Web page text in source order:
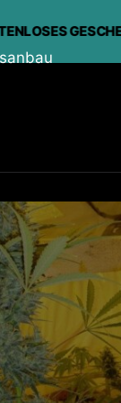
GESCHENK